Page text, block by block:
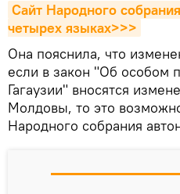
Сайт Народного
четырех языках>>>
Она пояснила, что
если в закон "Об особом
Гагаузии" вносятся
Молдовы, то это
Народного собрания